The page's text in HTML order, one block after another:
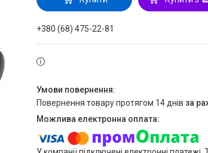
+380 (68) 475-22-81
повернення товару протягом 14 днів за